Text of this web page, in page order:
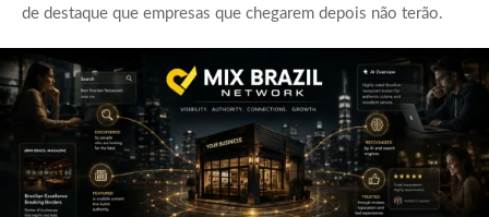
de destaque que empresas que chegarem depois não terão.